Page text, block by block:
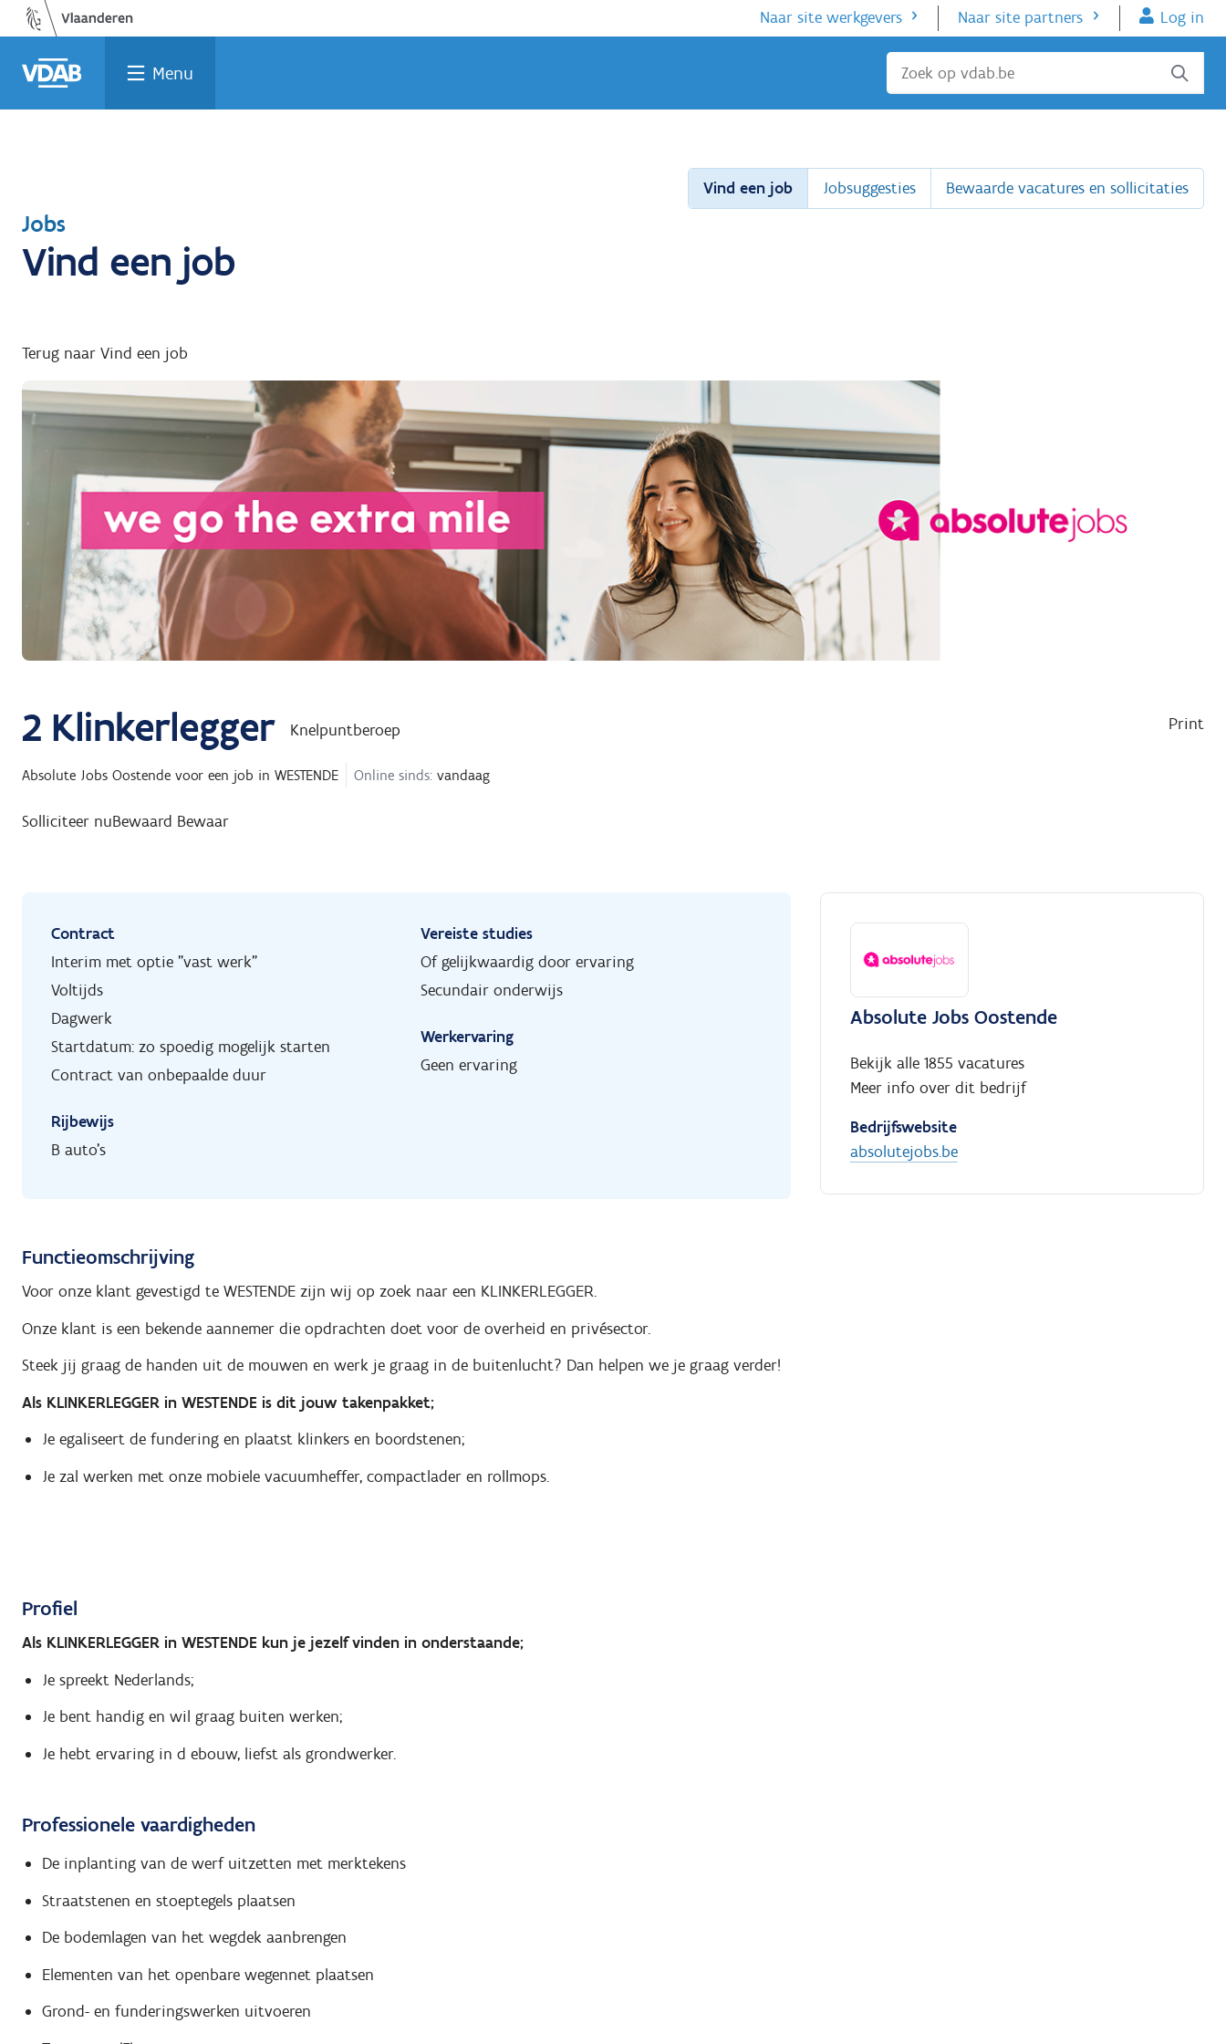
Ga
naar
de
inhoud
Vind
een
job
Vind
een
opleiding
Welke
job
past
bij
Terug
naar
home
Naar site werkgevers Naar site partners Log in
Menu Sluiten
Vind een job Jobsuggesties Bewaarde vacatures en sollicitaties
Terug
naar
Jobs
Vind een job
Terug naar Vind een job
2 Klinkerlegger Knelpuntberoep Print
Absolute Jobs Oostende voor een job in WESTENDE Online sinds: vandaag
Solliciteer nuBewaard Bewaar
Contract
Interim met optie "vast werk"
Voltijds
Dagwerk
Startdatum: zo spoedig mogelijk starten
Contract van onbepaalde duur
Rijbewijs
B auto's
Vereiste studies
Of gelijkwaardig door ervaring
Secundair onderwijs
Werkervaring
Geen ervaring
Functieomschrijving
Voor onze klant gevestigd te WESTENDE zijn wij op zoek naar een KLINKERLEGGER.
Onze klant is een bekende aannemer die opdrachten doet voor de overheid en privésector.
Steek jij graag de handen uit de mouwen en werk je graag in de buitenlucht? Dan helpen we je graag verder!
Als KLINKERLEGGER in WESTENDE is dit jouw takenpakket;
Je egaliseert de fundering en plaatst klinkers en boordstenen;
Je zal werken met onze mobiele vacuumheffer, compactlader en rollmops.
Profiel
Als KLINKERLEGGER in WESTENDE kun je jezelf vinden in onderstaande;
Je spreekt Nederlands;
Je bent handig en wil graag buiten werken;
Je hebt ervaring in d ebouw, liefst als grondwerker.
Professionele vaardigheden
De inplanting van de werf uitzetten met merktekens
Straatstenen en stoeptegels plaatsen
De bodemlagen van het wegdek aanbrengen
Elementen van het openbare wegennet plaatsen
Grond- en funderingswerken uitvoeren
Absolute Jobs Oostende
Bekijk alle 1855 vacatures
Meer info over dit bedrijf
Bedrijfswebsite
absolutejobs.be